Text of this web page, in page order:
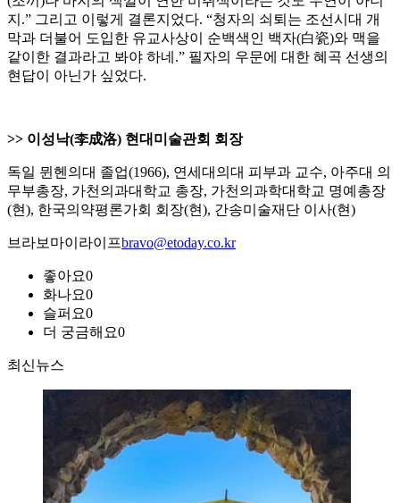
지.” 그리고 이렇게 결론지었다. “청자의 쇠퇴는 조선시대 개
막과 더불어 도입한 유교사상이 순백색인 백자(白瓷)와 맥을
같이한 결과라고 봐야 하네.” 필자의 우문에 대한 혜곡 선생의
현답이 아닌가 싶었다.
>> 이성낙(李成洛) 현대미술관회 회장
독일 뮌헨의대 졸업(1966), 연세대의대 피부과 교수, 아주대 의
무부총장, 가천의과대학교 총장, 가천의과학대학교 명예총장
(현), 한국의약평론가회 회장(현), 간송미술재단 이사(현)
브라보마이라이프bravo@etoday.co.kr
좋아요0
화나요0
슬퍼요0
더 궁금해요0
최신뉴스